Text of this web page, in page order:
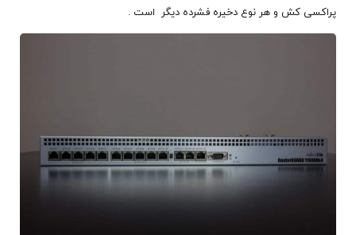
پراکسی کش و هر نوع دخیره فشرده دیگر است .